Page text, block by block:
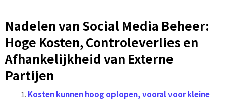
Nadelen van Social Media Beheer:
Hoge Kosten, Controleverlies en
Afhankelijkheid van Externe
Partijen
Kosten kunnen hoog oplopen, vooral voor kleine